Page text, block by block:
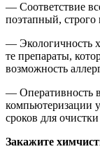
— Соответствие
поэтапный,
— Экологичность
те препараты,
возможность
— Оперативность
компьютеризации
сроков для
Закажите